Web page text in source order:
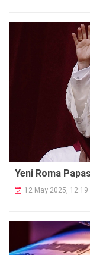
Yeni Roma
12 May 2025, 12:19